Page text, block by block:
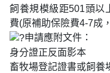
飼養規模級距501頭以
費(原補助保險費4-7成
申請應附文件：
身分證正反面影本
畜牧場登記證書或飼養